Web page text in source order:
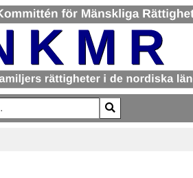
or more characters for results.